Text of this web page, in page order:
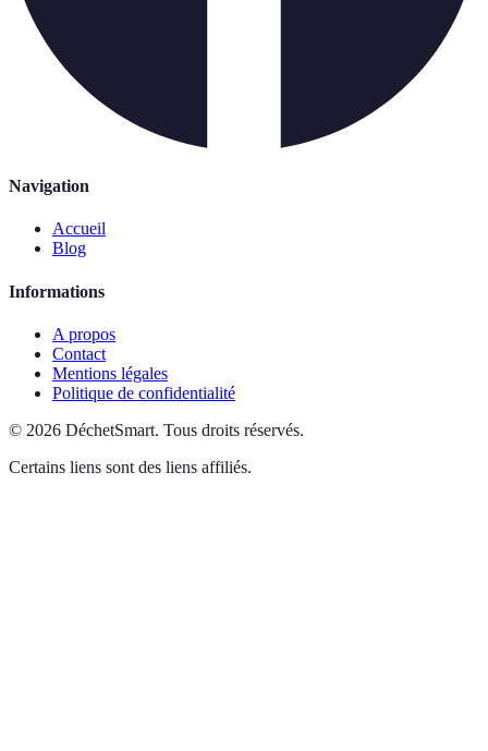
Navigation
Accueil
Blog
Informations
A propos
Contact
Mentions légales
Politique de confidentialité
© 2026 DéchetSmart. Tous droits réservés.
Certains liens sont des liens affiliés.